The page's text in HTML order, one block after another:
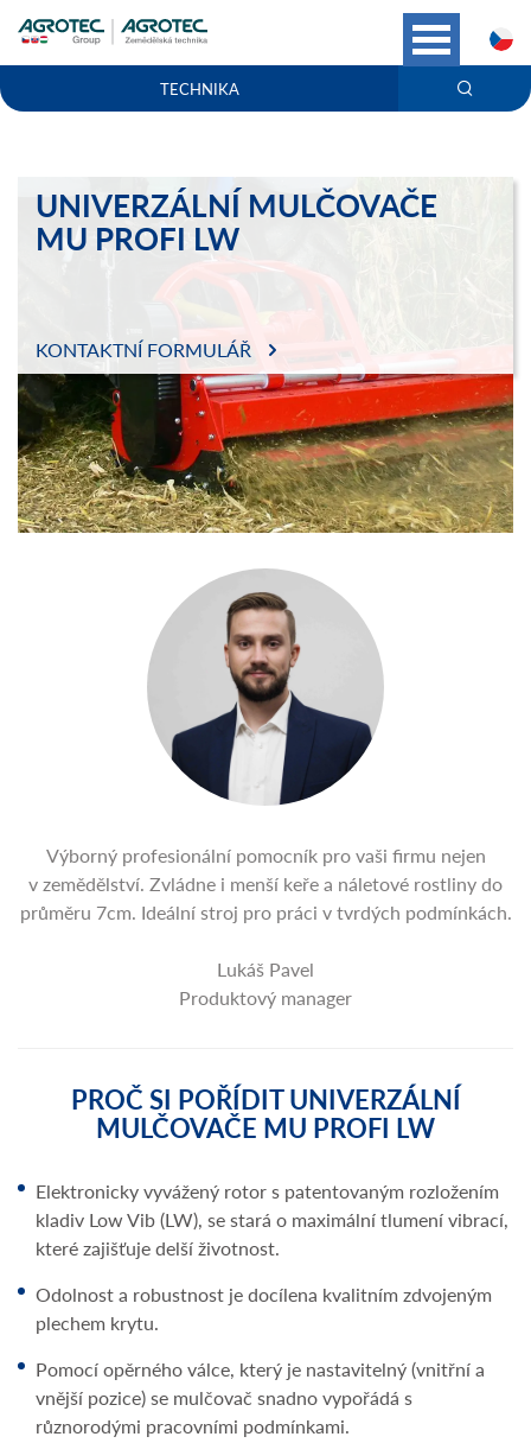
TECHNIKA
UNIVERZÁLNÍ MULČOVAČE
MU PROFI LW
KONTAKTNÍ FORMULÁŘ
Výborný profesionální pomocník pro vaši firmu nejen
v zemědělství. Zvládne i menší keře a náletové rostliny do
průměru 7cm. Ideální stroj pro práci v tvrdých podmínkách.
Lukáš Pavel
Produktový manager
PROČ SI POŘÍDIT UNIVERZÁLNÍ
MULČOVAČE MU PROFI LW
Elektronicky vyvážený rotor s patentovaným rozložením
kladiv Low Vib (LW), se stará o maximální tlumení vibrací,
které zajišťuje delší životnost.
Odolnost a robustnost je docílena kvalitním zdvojeným
plechem krytu.
Pomocí opěrného válce, který je nastavitelný (vnitřní a
vnější pozice) se mulčovač snadno vypořádá s
různorodými pracovními podmínkami.